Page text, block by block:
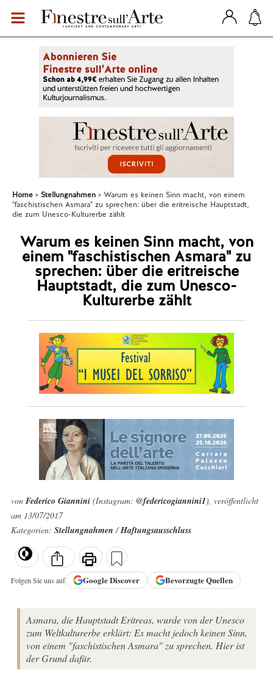
Home Stellungnahmen
Warum es keinen Sinn macht, von einem
"faschistischen Asmara" zu sprechen: über die eritreische Hauptstadt,
die zum Unesco-Kulturerbe zählt
Warum es keinen Sinn macht, von
einem "faschistischen Asmara" zu
sprechen: über die eritreische
Hauptstadt, die zum Unesco-
Kulturerbe zählt
von Federico Giannini(Instagram: @federicogiannini1), veröffentlicht
am 13/07/2017
Kategorien: Stellungnahmen/Haftungsausschluss
Folgen Sie uns auf GoogleDiscover Bevorzugte Quellen
Asmara, die Hauptstadt Eritreas, wurde von der Unesco
zum Weltkulturerbe erklärt: Es macht jedoch keinen Sinn,
von einem "faschistischen Asmara" zu sprechen. Hier ist
der Grund dafür.